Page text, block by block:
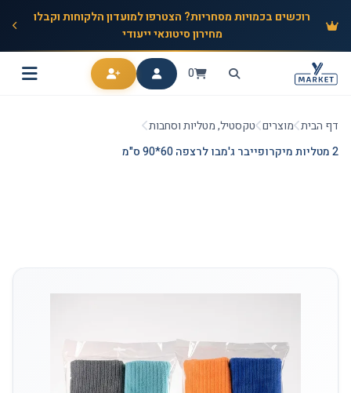
רוכשים בכמויות מסחריות? הצטרפו למועדון הלקוחות וקבלו
מחירון סיטונאי ייעודי
0
דף הבית מוצרים טקסטיל, מטליות וסחבות
2 מטליות מיקרופייבר ג'מבו לרצפה 60*90 ס"מ